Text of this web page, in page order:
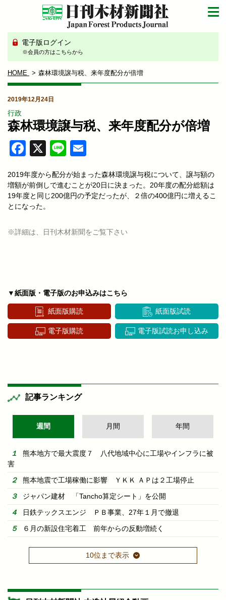
電子版ログイン
※会員の方はこちらから
HOME 森林環境譲与税、来年度配分が倍増
2019年12月24日
行政
森林環境譲与税、来年度配分が倍増
Facebook
X Line
2019年度から配分が始まった森林環境譲与税について、譲与額の
増額が前倒しで進むことが20日に決まった。20年度の配分総額は
19年度と同じ200億円の予定だったが、２倍の400億円に増えるこ
とになった。
※詳細は、日刊木材新聞をご覧下さい
▼紙面版・電子版のお申込みはこちら
紙面版購読 紙面版試読
電子版購読 電子版試読お申し込み
記事ランキング
週間 月間 年間
熊本地方で最大震度７ 八代地域中心に工場やインフラに被
害
熊本地震で工場稼働に影響 ＹＫＫ ＡＰは２工場停止
ジャパン建材 「Tancho算定シート」を公開
日鉄テックスエンジ ＰＢ事業、27年１月で撤退
６月の新設住宅着工 前年からの反動増続く
10位まで表示